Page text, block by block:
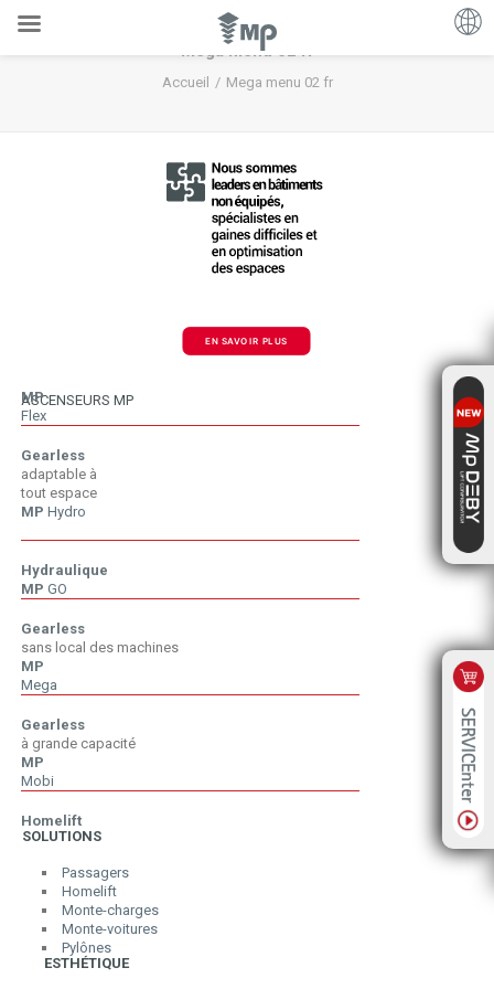
Mega menu 02 fr
Accueil Mega menu 02 fr
EN SAVOIR PLUS
ASCENSEURS MP
MP
Flex
Gearless
adaptable à
tout espace
MP Hydro
Hydraulique
MPGO
Gearless
sans local des machines
MP
Mega
Gearless
à grande capacité
MP
Mobi
Homelift
SOLUTIONS
Passagers
Homelift
Monte-charges
Monte-voitures
Pylônes
ESTHÉTIQUE